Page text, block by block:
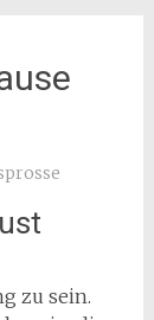
zu sein.